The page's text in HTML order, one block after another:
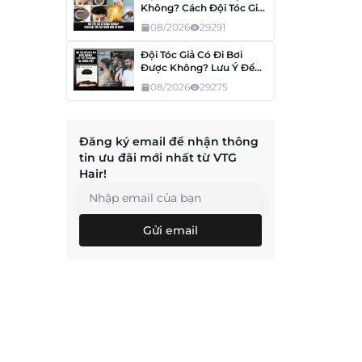
Không? Cách Đội Tóc Giả
Thoải Mái Cả Ngày
08/2026 29291
Đội Tóc Giả Có Đi Bơi
Được Không? Lưu Ý Để
Tóc Không Hư, Không
Tuột
08/2026 29275
Đăng ký email để nhận thông
tin ưu đãi mới nhất từ VTG
Hair!
Gửi email